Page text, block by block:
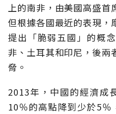
上的南非，由美國高盛首
但根據各國最近的表現，
提出「脆弱五國」的概
非、土耳其和印尼，後兩
脅。
2013年，中國的經濟成
10％的高點降到少於5